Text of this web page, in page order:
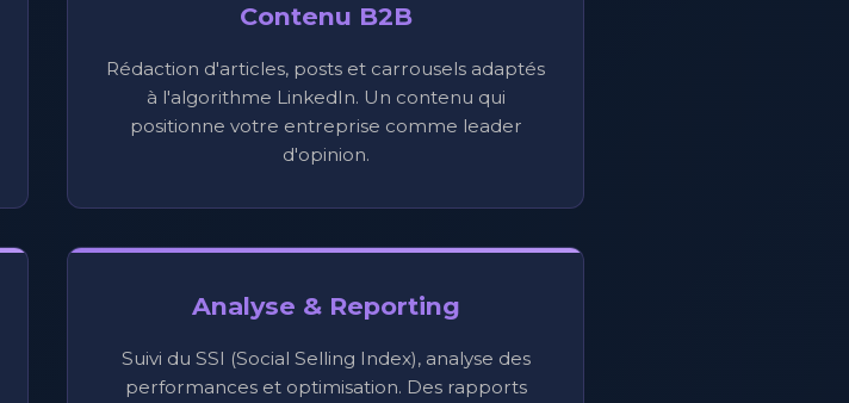
Contenu B2B
Rédaction d'articles, posts et carrousels adaptés
à l'algorithme LinkedIn. Un contenu qui
positionne votre entreprise comme leader
d'opinion.
Analyse & Reporting
Suivi du SSI (Social Selling Index), analyse des
performances et optimisation. Des rapports